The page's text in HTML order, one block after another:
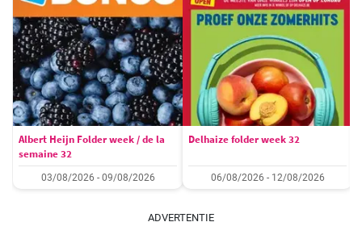
Albert Heijn Folder week / de la
semaine 32
03/08/2026 - 09/08/2026
Delhaize folder week 32
06/08/2026 - 12/08/2026
ADVERTENTIE